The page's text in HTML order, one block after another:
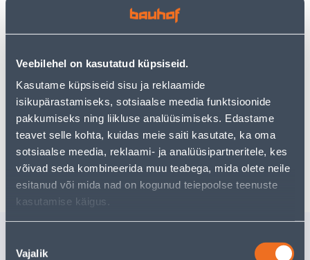
Veebilehel on kasutatud küpsiseid.
Kasutame küpsiseid sisu ja reklaamide
isikupärastamiseks, sotsiaalse meedia funktsioonide
pakkumiseks ning liikluse analüüsimiseks. Edastame
teavet selle kohta, kuidas meie saiti kasutate, ka oma
sotsiaalse meedia, reklaami- ja analüüsipartneritele, kes
võivad seda kombineerida muu teabega, mida olete neile
esitanud või mida nad on kogunud teiepoolse teenuste
kasutamise käigus.
valik
Vajalik
• Kahe lauapliidiga.
• 14-päevane tagastusõigus.
Предполагаемая доставка 4,99 € от 2-5 tööpäeva
Посылочный автомат от 2,29 € с 2-5 tööpäeva
Забрать в магазине, с 06.08.2026